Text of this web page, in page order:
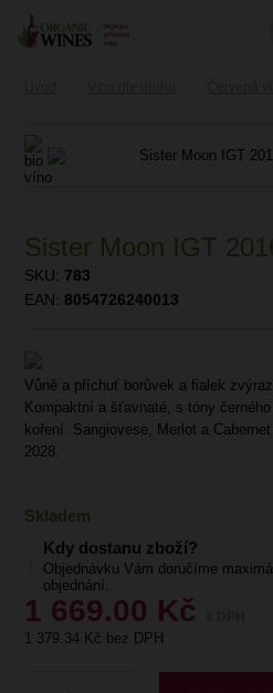
Sister Moon IGT
SKU: 783
EAN: 8054726240013
Vůně a příchuť borůvek a fialek
Kompaktní a šťavnaté, s tóny
koření. Sangiovese, Merlot a
2028.
Skladem
Kdy dostanu zboží?
Objednávku Vám doručíme
objednání.
1 669.00 Kč
1 379.34 Kč bez DPH